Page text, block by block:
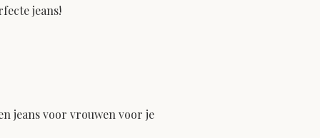
jeans!
jeans voor vrouwen voor je